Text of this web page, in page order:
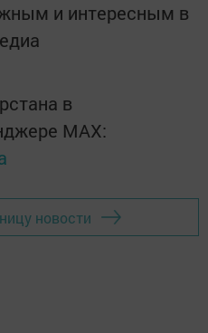
и интересным в
в
MАХ:
новости